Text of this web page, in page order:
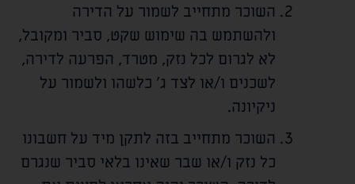
השוכר מתחייב לשמור על הדירה
ולהשתמש בה שימוש שקט, סביר ומקובל,
לא לגרום לכל נזק, מטרד, הפרעה לדירה,
לשכנים ו/או לצד ג' כלשהו ולשמור על
ניקיונה.
השוכר מתחייב בזה לתקן מיד על חשבונו
כל נזק ו/או שבר שאינו בלאי סביר שנגרם